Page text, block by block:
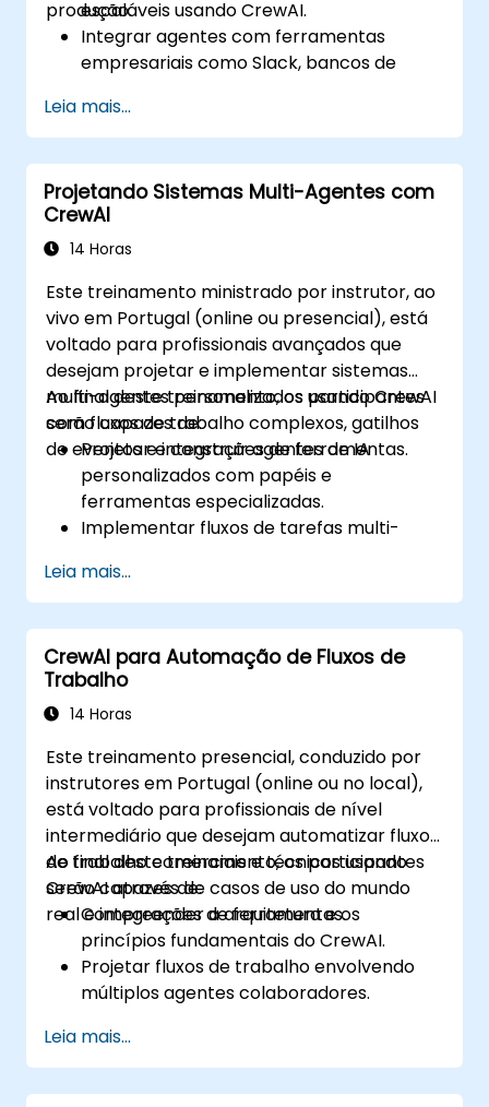
produção.
escaláveis usando CrewAI.
Integrar agentes com ferramentas
empresariais como Slack, bancos de
Implementar monitoramento, registro e
diagnóstico para o comportamento dos
agentes.
Implantar, gerenciar e escalar soluções
CrewAI em ambientes de produção.
Leia mais...
Projetando Sistemas Multi-Agentes com
CrewAI
14 Horas
Este treinamento ministrado por instrutor, ao
vivo em Portugal (online ou presencial), está
voltado para profissionais avançados que
desejam projetar e implementar sistemas
multi-agentes personalizados usando CrewAI
com fluxos de trabalho complexos, gatilhos
de eventos e integrações de ferramentas.
Ao final deste treinamento, os participantes
serão capazes de:
Projetar e construir agentes de IA
personalizados com papéis e
ferramentas especializadas.
Implementar fluxos de tarefas multi-
eventos.
Integrar APIs externas e pipelines de
dados em um sistema CrewAI.
Otimizar a coordenação, o tratamento de
erros e a eficiência de execução de
sistemas multi-agentes.
Leia mais...
CrewAI para Automação de Fluxos de
Trabalho
14 Horas
Este treinamento presencial, conduzido por
instrutores em Portugal (online ou no local),
está voltado para profissionais de nível
intermediário que desejam automatizar fluxos
de trabalho comerciais e técnicos usando
CrewAI através de casos de uso do mundo
real e integrações de ferramentas.
Ao final deste treinamento, os participantes
serão capazes de:
Compreender a arquitetura e os
princípios fundamentais do CrewAI.
Projetar fluxos de trabalho envolvendo
múltiplos agentes colaboradores.
e sistemas externos.
Implementar e orquestrar casos de uso
de automação do mundo real.
Leia mais...